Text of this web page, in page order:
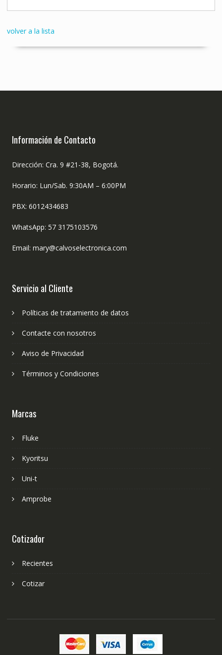
volver a la lista
Información de Contacto
Dirección: Cra. 9 #21-38, Bogotá.
Horario: Lun/Sab. 9:30AM – 6:00PM
PBX: 6012434683
WhatsApp: 57 3175103576
Email: mary@calvoselectronica.com
Servicio al Cliente
Políticas de tratamiento de datos
Contacte con nosotros
Aviso de Privacidad
Términos y Condiciones
Marcas
Fluke
Kyoritsu
Uni-t
Amprobe
Cotizador
Recientes
Cotizar